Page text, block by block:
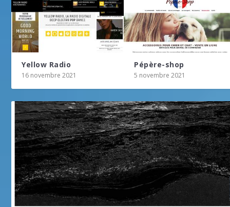
Yellow Radio
16 novembre 2021
Pépère-shop
5 novembre 2021